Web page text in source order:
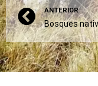
ANTERIOR